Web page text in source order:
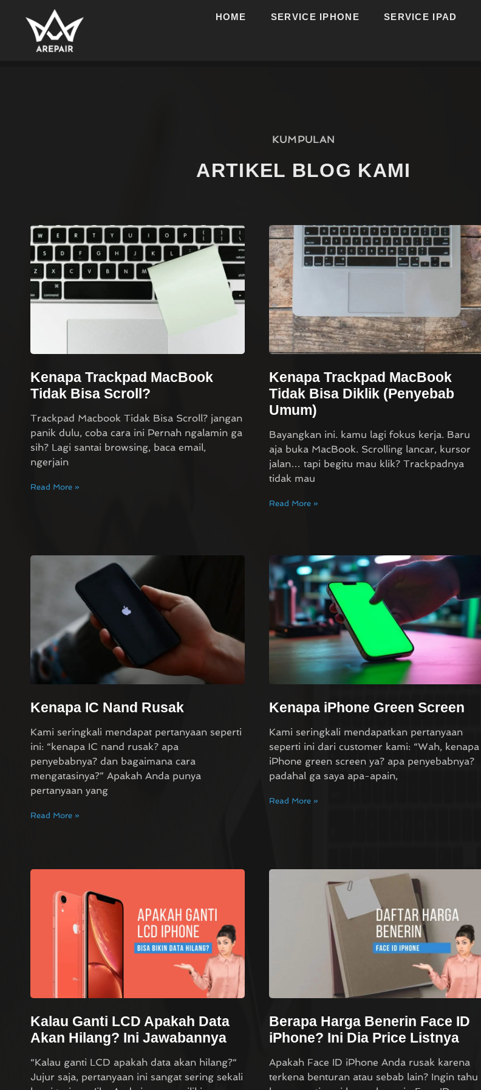
HOME SERVICE IPHONE SERVICE IPAD
KUMPULAN
ARTIKEL BLOG KAMI
Kenapa Trackpad MacBook
Tidak Bisa Scroll?
Trackpad Macbook Tidak Bisa Scroll? jangan
panik dulu, coba cara ini Pernah ngalamin ga
sih? Lagi santai browsing, baca email,
ngerjain
Read More »
Kenapa Trackpad MacBook
Tidak Bisa Diklik (Penyebab
Umum)
Bayangkan ini. kamu lagi fokus kerja. Baru
aja buka MacBook. Scrolling lancar, kursor
jalan… tapi begitu mau klik? Trackpadnya
tidak mau
Read More »
Kenapa IC Nand Rusak
Kami seringkali mendapat pertanyaan seperti
ini: “kenapa IC nand rusak? apa
penyebabnya? dan bagaimana cara
mengatasinya?” Apakah Anda punya
pertanyaan yang
Read More »
Kenapa iPhone Green Screen
Kami seringkali mendapatkan pertanyaan
seperti ini dari customer kami: “Wah, kenapa
iPhone green screen ya? apa penyebabnya?
padahal ga saya apa-apain,
Read More »
Kalau Ganti LCD Apakah Data
Akan Hilang? Ini Jawabannya
“Kalau ganti LCD apakah data akan hilang?“
Jujur saja, pertanyaan ini sangat sering sekali
Berapa Harga Benerin Face ID
iPhone? Ini Dia Price Listnya
Apakah Face ID iPhone Anda rusak karena
terkena benturan atau sebab lain? Ingin tahu